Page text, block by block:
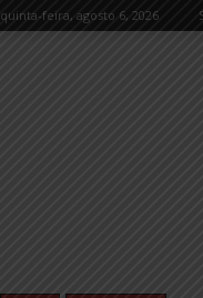
quinta-feira, agosto 6, 2026